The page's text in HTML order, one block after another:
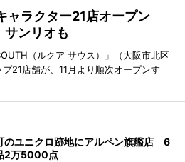
ャラクター21店オープン
ンリオも
（ルクア サウス）」（大阪市北区
21店舗が、11月より順次オープンす
のユニクロ跡地にアルペン旗艦店 6
2万5000点